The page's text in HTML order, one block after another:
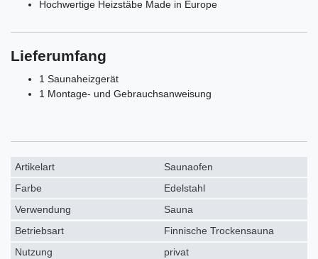
Hochwertige Heizstäbe Made in Europe
Lieferumfang
1 Saunaheizgerät
1 Montage- und Gebrauchsanweisung
Artikelart
Saunaofen
Farbe
Edelstahl
Verwendung
Sauna
Betriebsart
Finnische Trockensauna
Nutzung
privat